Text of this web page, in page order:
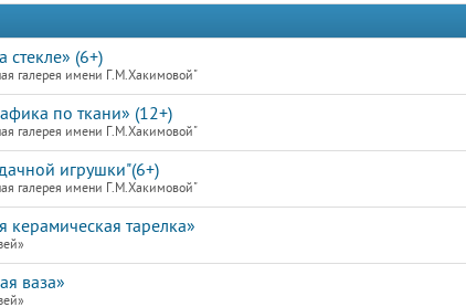
стекле» (6+)
галерея имени Г.М.Хакимовой"
по ткани» (12+)
галерея имени Г.М.Хакимовой"
игрушки"(6+)
галерея имени Г.М.Хакимовой"
керамическая тарелка»
ваза»